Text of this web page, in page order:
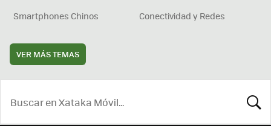
Smartphones Chinos
Conectividad y Redes
VER MÁS TEMAS